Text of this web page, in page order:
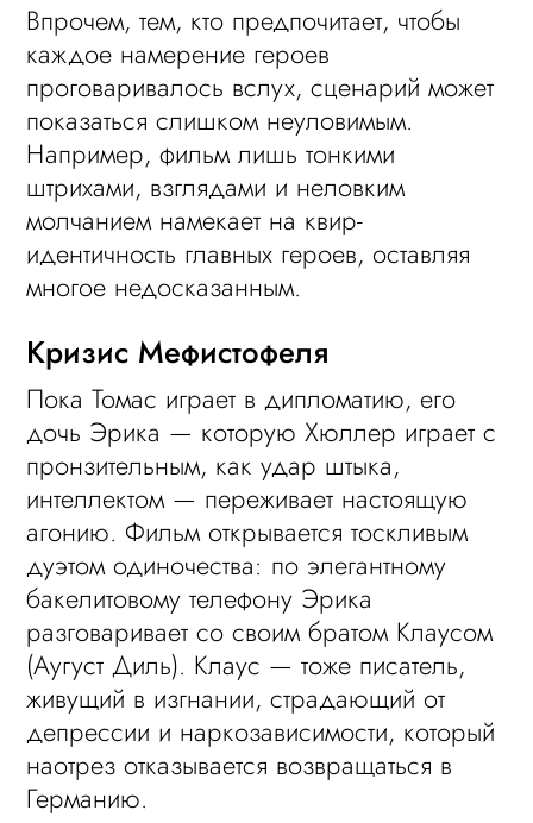
Впрочем, тем, кто предпочитает, чтобы
каждое намерение героев
проговаривалось вслух, сценарий может
показаться слишком неуловимым.
Например, фильм лишь тонкими
штрихами, взглядами и неловким
молчанием намекает на квир-
идентичность главных героев, оставляя
многое недосказанным.
Кризис Мефистофеля
Пока Томас играет в дипломатию, его
дочь Эрика — которую Хюллер играет с
пронзительным, как удар штыка,
интеллектом — переживает настоящую
агонию. Фильм открывается тоскливым
дуэтом одиночества: по элегантному
бакелитовому телефону Эрика
разговаривает со своим братом Клаусом
(Аугуст Диль). Клаус — тоже писатель,
живущий в изгнании, страдающий от
депрессии и наркозависимости, который
наотрез отказывается возвращаться в
Германию.